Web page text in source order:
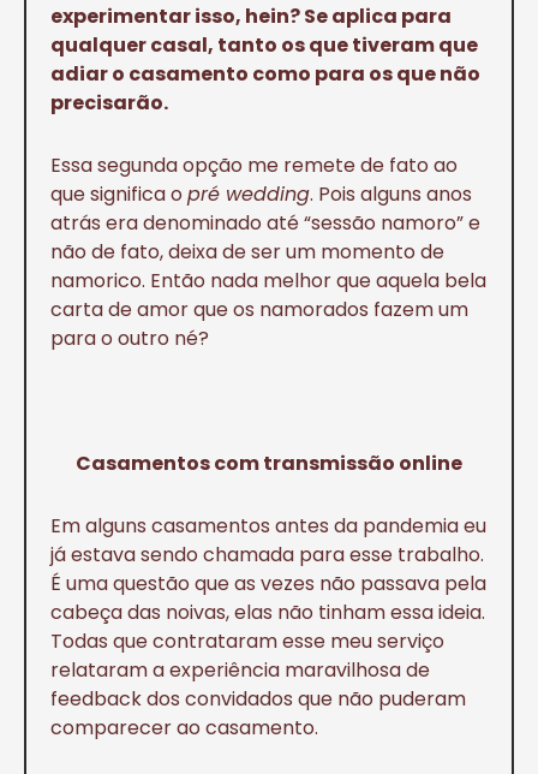
experimentar isso, hein? Se aplica para
qualquer casal, tanto os que tiveram que
adiar o casamento como para os que não
precisarão.
Essa segunda opção me remete de fato ao
que significa o pré wedding. Pois alguns anos
atrás era denominado até “sessão namoro” e
não de fato, deixa de ser um momento de
namorico. Então nada melhor que aquela bela
carta de amor que os namorados fazem um
para o outro né?
Casamentos com transmissão online
Em alguns casamentos antes da pandemia eu
já estava sendo chamada para esse trabalho.
É uma questão que as vezes não passava pela
cabeça das noivas, elas não tinham essa ideia.
Todas que contrataram esse meu serviço
relataram a experiência maravilhosa de
feedback dos convidados que não puderam
comparecer ao casamento.